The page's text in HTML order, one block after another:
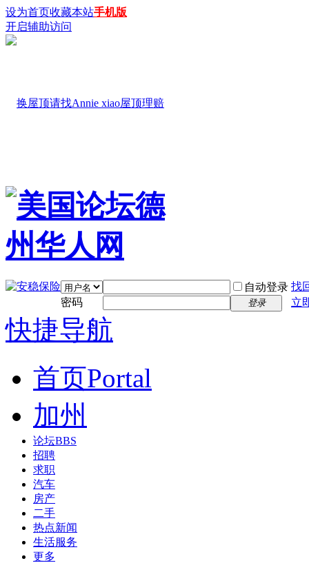
设为首页收藏本站手机版
开启辅助访问
自动登录 找
密码
登录 立
快捷导航
首页Portal
加州
论坛BBS
招聘
求职
汽车
房产
二手
热点新闻
生活服务
更多